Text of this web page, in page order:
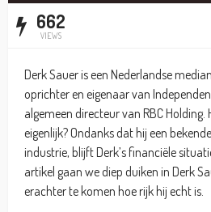
662
VIEWS
Derk Sauer is een Nederlandse
oprichter en eigenaar van
algemeen directeur van RBC Holding.
eigenlijk? Ondanks dat hij een
industrie, blijft Derk’s financiële
artikel gaan we diep duiken in Derk
erachter te komen hoe rijk hij echt is.